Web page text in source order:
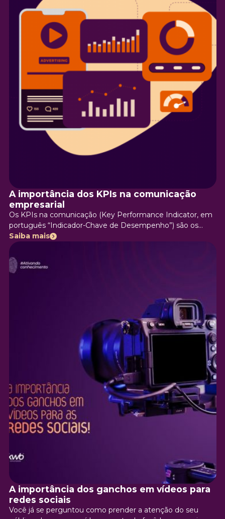
A importância dos KPIs na comunicação
empresarial
Os KPIs na comunicação (Key Performance Indicator, em
português “Indicador-Chave de Desempenho”) são os
valores fundamentais que medem os principais resultados
das estratégias de comunicação e são essenciais para
traçar as estratégias de marketing da sua marca. Mas
antes de iniciarmos, é importante ressaltar que KPIs e
Saiba mais
A importância dos ganchos em vídeos para
redes sociais
Você já se perguntou como prender a atenção do seu